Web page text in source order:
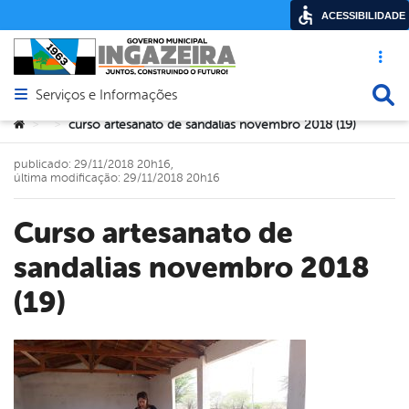
Acesso
Abrir menu principal de navegação
Serviços e Informações
Você está aqui:
> > curso artesanato de sandalias novembro 2018 (19)
curso artesanato de
sandalias novembro 2018
(19)
publicado: 29/11/2018 20h16,
última modificação: 29/11/2018 20h16
ACESSIBILIDADE